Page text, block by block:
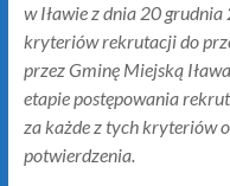
w Iławie z dnia 20
kryteriów rekrutacji do
przez Gminę Miejską
etapie postępowania
za każde z tych kryteriów
potwierdzenia.